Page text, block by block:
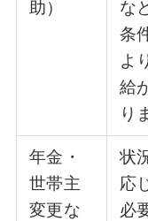
助）
な
条
よ
給
り
年金・
世帯主
変更な
状
応
必